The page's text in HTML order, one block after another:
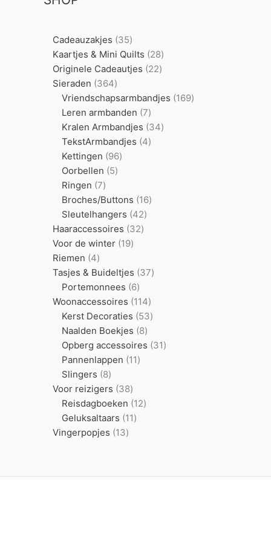
Cadeauzakjes 3535
producten
Kaartjes & Mini Quilts 2828
producten
Originele Cadeautjes 2222
Sieraden 364364
producten
Vriendschapsarmbandjes 169169
Leren armbanden 77
producten
Kralen Armbandjes 3434
TekstArmbandjes 44
Kettingen 9696
Oorbellen 55
Ringen 77
producten
Broches/Buttons 1616
Sleutelhangers 4242
Haaraccessoires 3232
Voor de winter 1919
Riemen 44
producten
Tasjes & Buideltjes 3737
Portemonnees 66
producten
Woonaccessoires 114114
producten
Kerst Decoraties 5353
Naalden Boekjes 88
producten
Opberg accessoires 3131
Pannenlappen 1111
Slingers 88
producten
Voor reizigers 3838
producten
Reisdagboeken 1212
Geluksaltaars 1111
Vingerpopjes 1313